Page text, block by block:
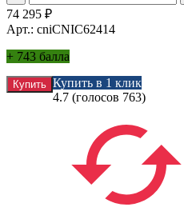
74 295 ₽
Арт.: cniCNIC62414
+ 743 балла
Купить в 1 клик
4.7 (голосов 763)